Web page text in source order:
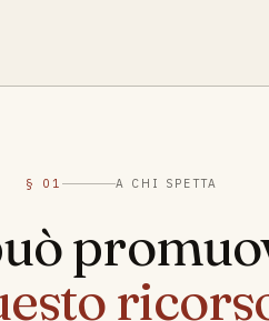
§ 01 A CHI SPETTA